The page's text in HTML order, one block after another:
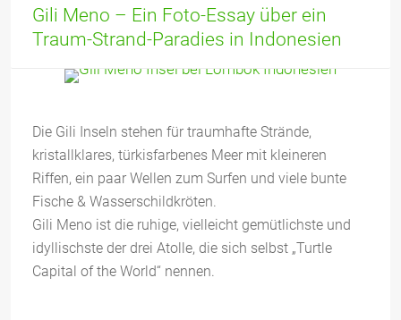
Gili Meno – Ein Foto-Essay über ein
Traum-Strand-Paradies in Indonesien
Die Gili Inseln stehen für traumhafte Strände,
kristallklares, türkisfarbenes Meer mit kleineren
Riffen, ein paar Wellen zum Surfen und viele bunte
Fische & Wasserschildkröten.
Gili Meno ist die ruhige, vielleicht gemütlichste und
idyllischste der drei Atolle, die sich selbst „Turtle
Capital of the World“ nennen.